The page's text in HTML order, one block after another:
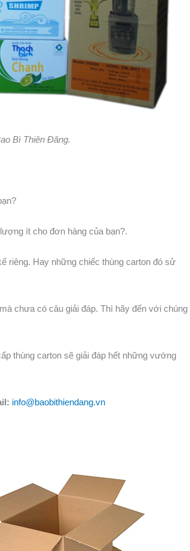
Bì Thiên Đăng.
ít cho đơn hàng của bạn?.
riêng. Hay những chiếc thùng carton đó sử
chưa có câu giải đáp. Thì hãy đến với chúng
thùng carton sẽ giải đáp hết những vướng
info@baobithiendang.vn